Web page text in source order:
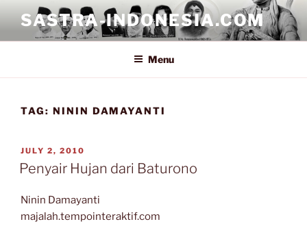
content
SASTRA-INDONESIA.COM
Menu
TAG: NININ DAMAYANTI
POSTED
ON
JULY 2, 2010
Penyair Hujan dari Baturono
Ninin Damayanti
majalah.tempointeraktif.com